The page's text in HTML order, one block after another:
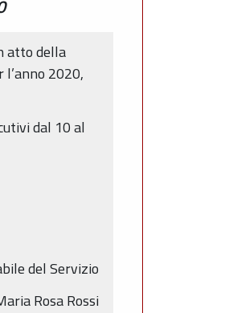
atto della
2020,
dal 10 al
del Servizio
Rosa Rossi